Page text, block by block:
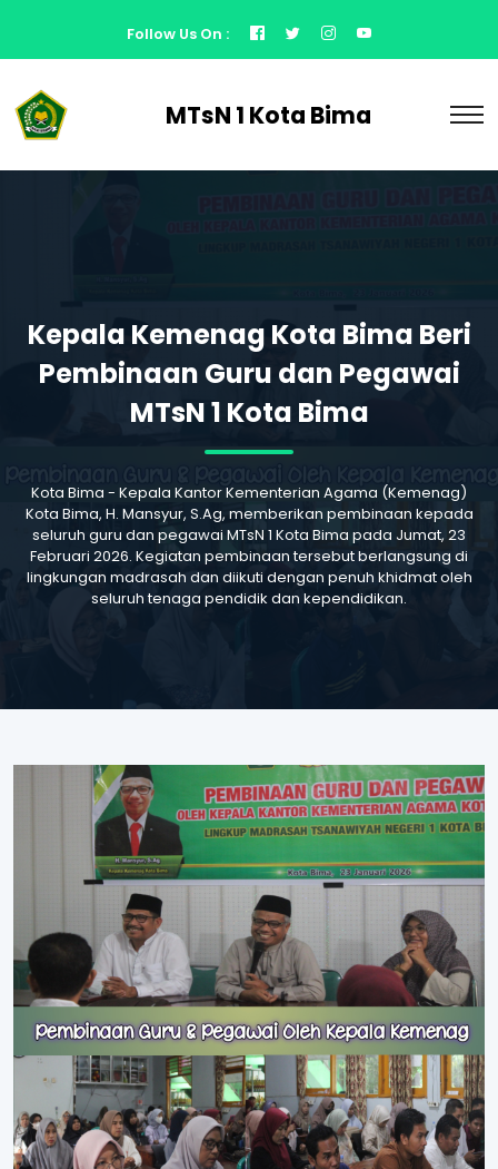
Follow Us On :
MTsN 1 Kota Bima
Kepala Kemenag Kota Bima Beri
Pembinaan Guru dan Pegawai
MTsN 1 Kota Bima
Kota Bima - Kepala Kantor Kementerian Agama (Kemenag)
Kota Bima, H. Mansyur, S.Ag, memberikan pembinaan kepada
seluruh guru dan pegawai MTsN 1 Kota Bima pada Jumat, 23
Februari 2026. Kegiatan pembinaan tersebut berlangsung di
lingkungan madrasah dan diikuti dengan penuh khidmat oleh
seluruh tenaga pendidik dan kependidikan.